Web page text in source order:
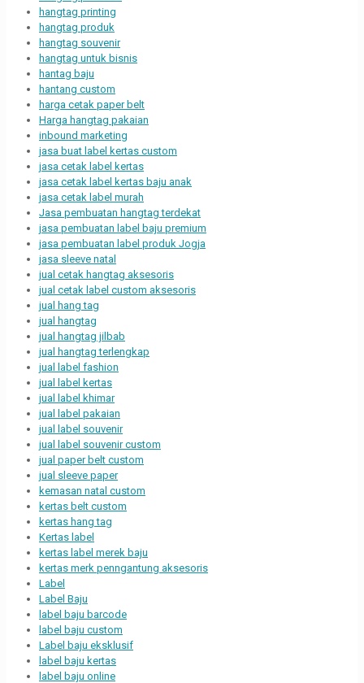
hangtag printing
hangtag produk
hangtag souvenir
hangtag untuk bisnis
hantag baju
hantang custom
harga cetak paper belt
Harga hangtag pakaian
inbound marketing
jasa buat label kertas custom
jasa cetak label kertas
jasa cetak label kertas baju anak
jasa cetak label murah
Jasa pembuatan hangtag terdekat
jasa pembuatan label baju premium
jasa pembuatan label produk Jogja
jasa sleeve natal
jual cetak hangtag aksesoris
jual cetak label custom aksesoris
jual hang tag
jual hangtag
jual hangtag jilbab
jual hangtag terlengkap
jual label fashion
jual label kertas
jual label khimar
jual label pakaian
jual label souvenir
jual label souvenir custom
jual paper belt custom
jual sleeve paper
kemasan natal custom
kertas belt custom
kertas hang tag
Kertas label
kertas label merek baju
kertas merk penngantung aksesoris
Label
Label Baju
label baju barcode
label baju custom
Label baju eksklusif
label baju kertas
label baju online